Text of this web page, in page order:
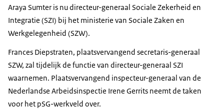
Araya Sumter is nu directeur-generaal Sociale Zekerheid en
Integratie (SZI) bij het ministerie van Sociale Zaken en
Werkgelegenheid (SZW).
Frances Diepstraten, plaatsvervangend secretaris-generaal
SZW, zal tijdelijk de functie van directeur-generaal SZI
waarnemen. Plaatsvervangend inspecteur-generaal van de
Nederlandse Arbeidsinspectie Irene Gerrits neemt de taken
voor het pSG-werkveld over.